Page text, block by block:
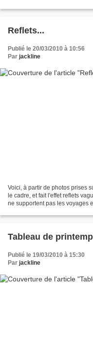
Reflets...
Publié le 20/03/2010 à 10:56
Par jackline
Voici, à partir de photos prises
le cadre, et fait l'effet reflets
ne supportent pas les voyages
Tableau de
Publié le 19/03/2010 à 15:30
Par jackline